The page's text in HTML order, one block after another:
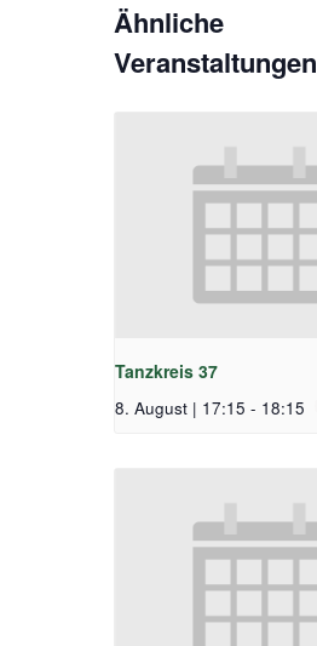
Ähnliche
Veranstaltungen
Tanzkreis 37
8. August | 17:15 - 18:15